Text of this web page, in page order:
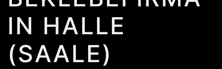
IN HALLE
(SAALE)